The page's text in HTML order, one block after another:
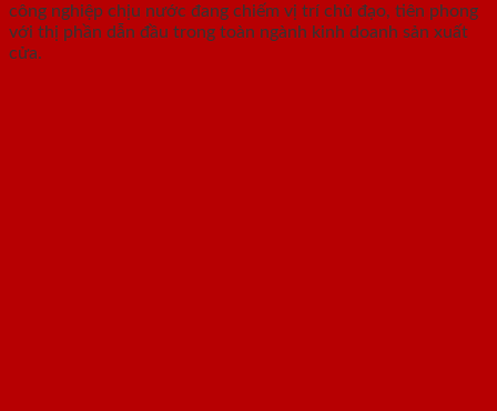
công nghiệp chịu nước đang chiếm vị trí chủ đạo, tiên phong
với thị phần dẫn đầu trong toàn ngành kinh doanh sản xuất
cửa.